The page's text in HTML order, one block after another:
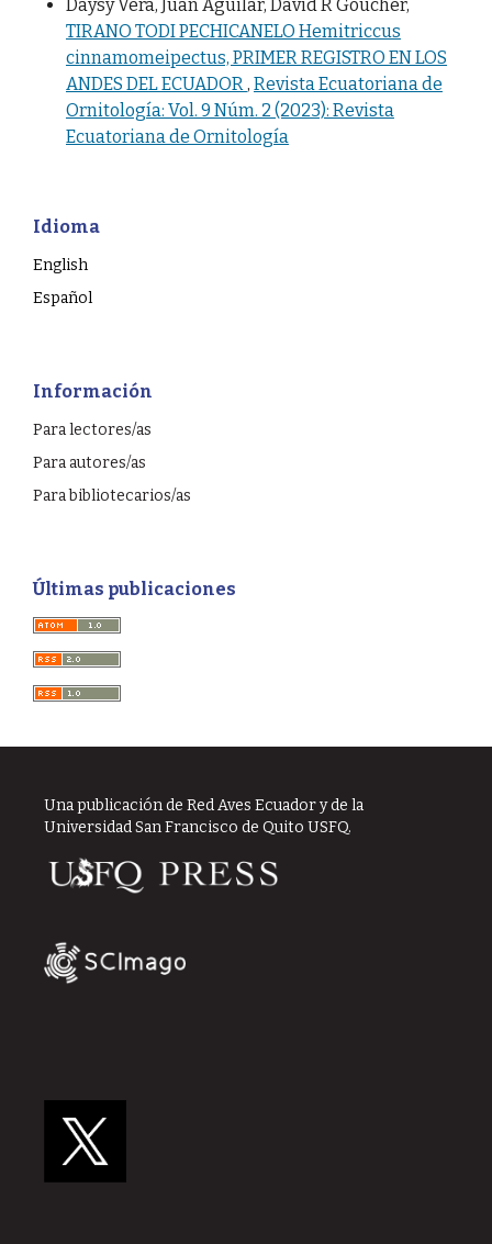
Daysy Vera, Juan Aguilar, David R Goucher,
TIRANO TODI PECHICANELO Hemitriccus
cinnamomeipectus, PRIMER REGISTRO EN LOS
ANDES DEL ECUADOR, Revista Ecuatoriana de
Ornitología: Vol. 9 Núm. 2 (2023): Revista
Ecuatoriana de Ornitología
Idioma
English
Español
Información
Para lectores/as
Para autores/as
Para bibliotecarios/as
Últimas publicaciones
Una publicación de Red Aves Ecuador y de la
Universidad San Francisco de Quito USFQ.